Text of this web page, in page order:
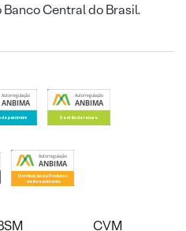
Central do Brasil.
CVM